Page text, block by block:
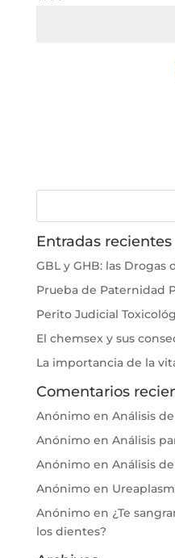
Entradas recientes
GBL y GHB: las Drogas
Prueba de Paternidad
Perito Judicial
El chemsex y sus
La importancia de la
Comentarios
Anónimoen Análisis
Anónimoen Análisis
Anónimoen Análisis
Anónimoen
Anónimoen ¿Te
los dientes?